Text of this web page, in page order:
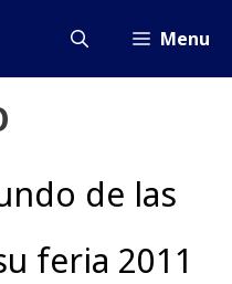
Menu
de las
feria 2011